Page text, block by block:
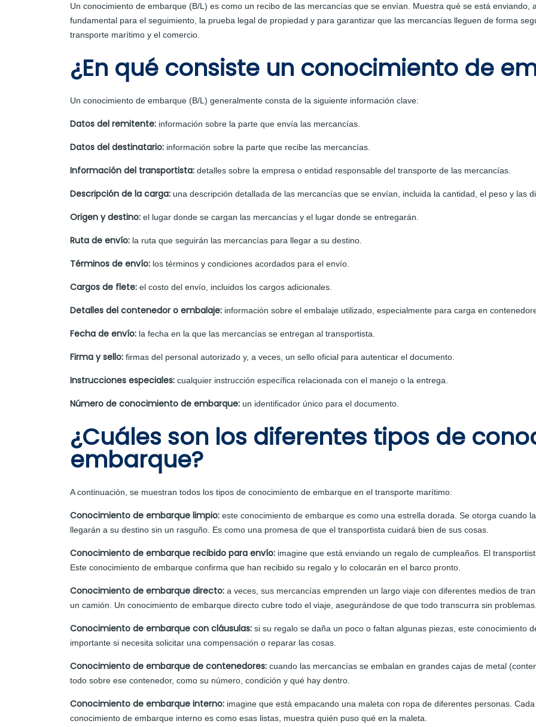
Un conocimiento de embarque (B/L) es como un recibo de las mercancías que se envían. Muestra qué se está enviando,
fundamental para el seguimiento, la prueba legal de propiedad y para garantizar que las mercancías lleguen de forma
transporte marítimo y el comercio.
¿En qué consiste un conocimiento de
Un conocimiento de embarque (B/L) generalmente consta de la siguiente información clave:
Datos del remitente: información sobre la parte que envía las mercancías.
Datos del destinatario: información sobre la parte que recibe las mercancías.
Información del transportista: detalles sobre la empresa o entidad responsable del transporte de las mercancías.
Descripción de la carga: una descripción detallada de las mercancías que se envían, incluida la cantidad, el peso y las
Origen y destino: el lugar donde se cargan las mercancías y el lugar donde se entregarán.
Ruta de envío: la ruta que seguirán las mercancías para llegar a su destino.
Términos de envío: los términos y condiciones acordados para el envío.
Cargos de flete: el costo del envío, incluidos los cargos adicionales.
Detalles del contenedor o embalaje: información sobre el embalaje utilizado, especialmente para carga en
Fecha de envío: la fecha en la que las mercancías se entregan al transportista.
Firma y sello: firmas del personal autorizado y, a veces, un sello oficial para autenticar el documento.
Instrucciones especiales: cualquier instrucción específica relacionada con el manejo o la entrega.
Número de conocimiento de embarque: un identificador único para el documento.
¿Cuáles son los diferentes tipos de
embarque?
A continuación, se muestran todos los tipos de conocimiento de embarque en el transporte marítimo:
Conocimiento de embarque limpio: este conocimiento de embarque es como una estrella dorada. Se otorga cuando
llegarán a su destino sin un rasguño. Es como una promesa de que el transportista cuidará bien de sus cosas.
Conocimiento de embarque recibido para envío: imagine que está enviando un regalo de cumpleaños. El
Este conocimiento de embarque confirma que han recibido su regalo y lo colocarán en el barco pronto.
Conocimiento de embarque directo: a veces, sus mercancías emprenden un largo viaje con diferentes medios de
un camión. Un conocimiento de embarque directo cubre todo el viaje, asegurándose de que todo transcurra sin problemas.
Conocimiento de embarque con cláusulas: si su regalo se daña un poco o faltan algunas piezas, este conocimiento
importante si necesita solicitar una compensación o reparar las cosas.
Conocimiento de embarque de contenedores: cuando las mercancías se embalan en grandes cajas de metal
todo sobre ese contenedor, como su número, condición y qué hay dentro.
Conocimiento de embarque interno: imagine que está empacando una maleta con ropa de diferentes personas.
conocimiento de embarque interno es como esas listas, muestra quién puso qué en la maleta.